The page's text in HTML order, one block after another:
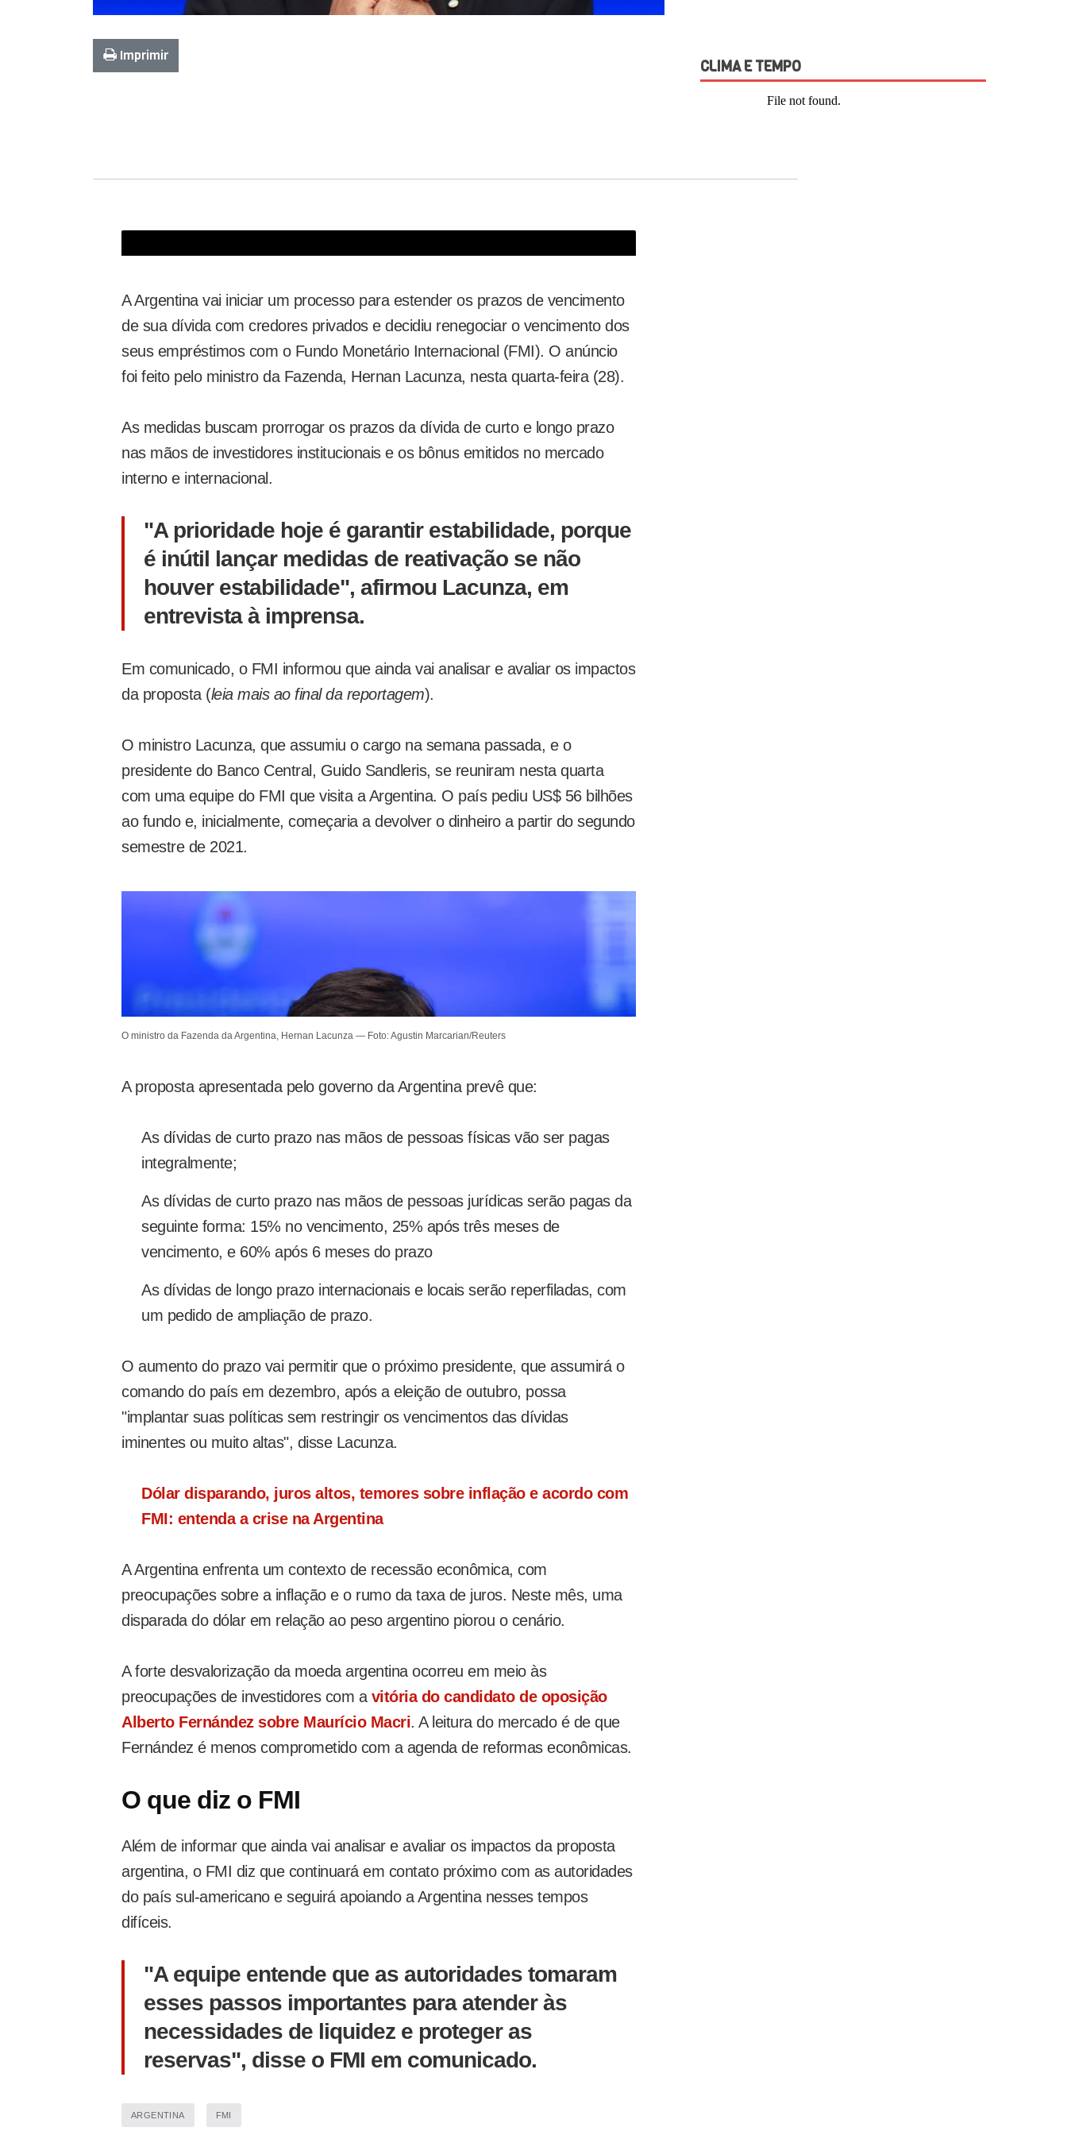
Imprimir
A Argentina vai iniciar um processo para estender os prazos de vencimento
de sua dívida com credores privados e decidiu renegociar o vencimento dos
seus empréstimos com o Fundo Monetário Internacional (FMI). O anúncio
foi feito pelo ministro da Fazenda, Hernan Lacunza, nesta quarta-feira (28).
As medidas buscam prorrogar os prazos da dívida de curto e longo prazo
nas mãos de investidores institucionais e os bônus emitidos no mercado
interno e internacional.
"A prioridade hoje é garantir estabilidade, porque
é inútil lançar medidas de reativação se não
houver estabilidade", afirmou Lacunza, em
entrevista à imprensa.
Em comunicado, o FMI informou que ainda vai analisar e avaliar os impactos
da proposta (leia mais ao final da reportagem).
O ministro Lacunza, que assumiu o cargo na semana passada, e o
presidente do Banco Central, Guido Sandleris, se reuniram nesta quarta
com uma equipe do FMI que visita a Argentina. O país pediu US$ 56 bilhões
ao fundo e, inicialmente, começaria a devolver o dinheiro a partir do segundo
semestre de 2021.
O ministro da Fazenda da Argentina, Hernan Lacunza — Foto: Agustin Marcarian/Reuters
A proposta apresentada pelo governo da Argentina prevê que:
As dívidas de curto prazo nas mãos de pessoas físicas vão ser pagas
integralmente;
As dívidas de curto prazo nas mãos de pessoas jurídicas serão pagas da
seguinte forma: 15% no vencimento, 25% após três meses de
vencimento, e 60% após 6 meses do prazo
As dívidas de longo prazo internacionais e locais serão reperfiladas, com
um pedido de ampliação de prazo.
O aumento do prazo vai permitir que o próximo presidente, que assumirá o
comando do país em dezembro, após a eleição de outubro, possa
"implantar suas políticas sem restringir os vencimentos das dívidas
iminentes ou muito altas", disse Lacunza.
Dólar disparando, juros altos, temores sobre inflação e acordo com
FMI: entenda a crise na Argentina
A Argentina enfrenta um contexto de recessão econômica, com
preocupações sobre a inflação e o rumo da taxa de juros. Neste mês, uma
disparada do dólar em relação ao peso argentino piorou o cenário.
A forte desvalorização da moeda argentina ocorreu em meio às
preocupações de investidores com a vitória do candidato de oposição
Alberto Fernández sobre Maurício Macri. A leitura do mercado é de que
Fernández é menos comprometido com a agenda de reformas econômicas.
O que diz o FMI
Além de informar que ainda vai analisar e avaliar os impactos da proposta
argentina, o FMI diz que continuará em contato próximo com as autoridades
do país sul-americano e seguirá apoiando a Argentina nesses tempos
difíceis.
"A equipe entende que as autoridades tomaram
esses passos importantes para atender às
necessidades de liquidez e proteger as
reservas", disse o FMI em comunicado.
ARGENTINA FMI
CLIMA E TEMPO